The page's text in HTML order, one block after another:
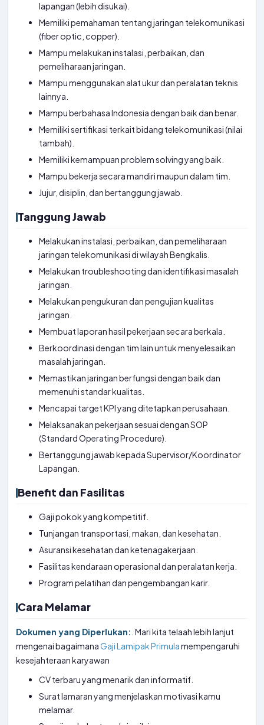
lapangan (lebih disukai).
Memiliki pemahaman tentang jaringan telekomunikasi
(fiber optic, copper).
Mampu melakukan instalasi, perbaikan, dan
pemeliharaan jaringan.
Mampu menggunakan alat ukur dan peralatan teknis
lainnya.
Mampu berbahasa Indonesia dengan baik dan benar.
Memiliki sertifikasi terkait bidang telekomunikasi (nilai
tambah).
Memiliki kemampuan problem solving yang baik.
Mampu bekerja secara mandiri maupun dalam tim.
Jujur, disiplin, dan bertanggung jawab.
Tanggung Jawab
Melakukan instalasi, perbaikan, dan pemeliharaan
jaringan telekomunikasi di wilayah Bengkalis.
Melakukan troubleshooting dan identifikasi masalah
jaringan.
Melakukan pengukuran dan pengujian kualitas
jaringan.
Membuat laporan hasil pekerjaan secara berkala.
Berkoordinasi dengan tim lain untuk menyelesaikan
masalah jaringan.
Memastikan jaringan berfungsi dengan baik dan
memenuhi standar kualitas.
Mencapai target KPI yang ditetapkan perusahaan.
Melaksanakan pekerjaan sesuai dengan SOP
(Standard Operating Procedure).
Bertanggung jawab kepada Supervisor/Koordinator
Lapangan.
Benefit dan Fasilitas
Gaji pokok yang kompetitif.
Tunjangan transportasi, makan, dan kesehatan.
Asuransi kesehatan dan ketenagakerjaan.
Fasilitas kendaraan operasional dan peralatan kerja.
Program pelatihan dan pengembangan karir.
Cara Melamar
Dokumen yang Diperlukan: . Mari kita telaah lebih lanjut
mengenai bagaimanaGaji Lamipak Primulamempengaruhi
kesejahteraan karyawan
CV terbaru yang menarik dan informatif.
Surat lamaran yang menjelaskan motivasi kamu
melamar.